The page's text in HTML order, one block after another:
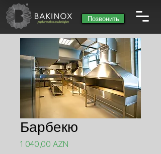
Позвонить
Барбекю
1 040,00 AZN